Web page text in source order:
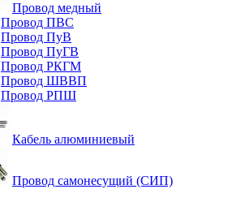
Провод медный
Провод ПВС
Провод ПуВ
Провод ПуГВ
Провод РКГМ
Провод ШВВП
Провод РПШ
Кабель алюминиевый
Провод самонесущий (СИП)